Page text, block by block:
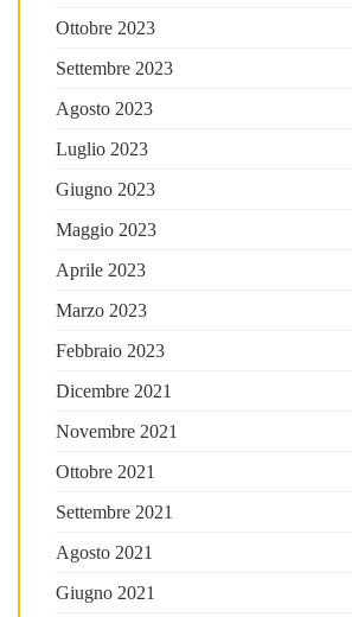
Ottobre 2023
Settembre 2023
Agosto 2023
Luglio 2023
Giugno 2023
Maggio 2023
Aprile 2023
Marzo 2023
Febbraio 2023
Dicembre 2021
Novembre 2021
Ottobre 2021
Settembre 2021
Agosto 2021
Giugno 2021